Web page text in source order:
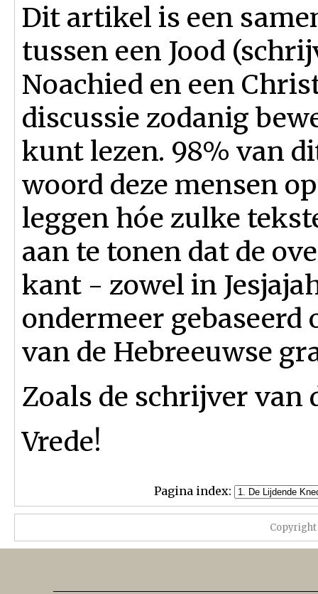
Dit artikel is een
tussen een Jood
Noachied en een
discussie zodanig
kunt lezen. 98% van
woord deze mensen
leggen hóe zulke
aan te tonen dat de
kant - zowel in
ondermeer
van de Hebreeuwse
Zoals de schrijver
Vrede!
Pagina index: